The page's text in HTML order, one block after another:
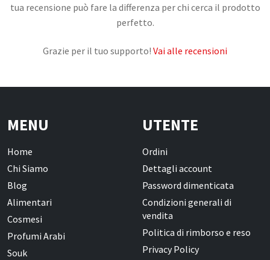
tua recensione può fare la differenza per chi cerca il prodotto
perfetto.
Grazie per il tuo supporto! Vai alle recensioni
MENU
Home
Chi Siamo
Blog
Alimentari
Cosmesi
Profumi Arabi
Souk
UTENTE
Ordini
Dettagli account
Password dimenticata
Condizioni generali di
vendita
Politica di rimborso e reso
Privacy Policy